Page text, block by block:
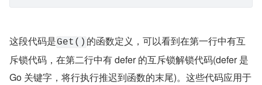
这段代码是Get() 的函数定义，可以看到在第一行中有互
斥锁代码，在第二行中有 defer 的互斥锁解锁代码(defer 是
Go 关键字，将行执行推迟到函数的末尾)。这些代码应用于